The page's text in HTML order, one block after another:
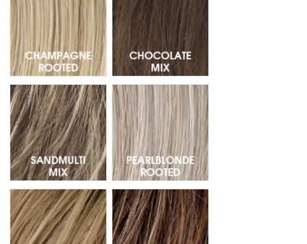
Sandmulti Mix - Mechas 14.24.12.23Pearlblonde Rooted - Raiz
Sand Rooted - Raiz oscura 14.26.20Nougat Rooted - Raiz oscura